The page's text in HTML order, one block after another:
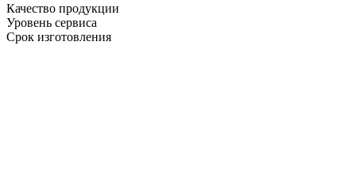
Качество продукции
Уровень сервиса
Срок изготовления